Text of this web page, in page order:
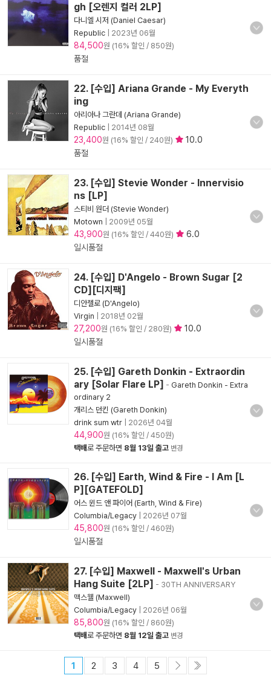
gh [오렌지 컬러 2LP]
다니엘 시저 (Daniel Caesar)
Republic
2023년 06월
84,500원 (16% 할인 / 850원)
품절
22. [수입] Ariana Grande - My Everyth
ing
아리아나 그란데 (Ariana Grande)
Republic
2014년 08월
23,400원 (16% 할인 / 240원)
10.0
품절
23. [수입] Stevie Wonder - Innervisio
ns [LP]
스티비 원더 (Stevie Wonder)
Motown
2009년 05월
43,900원 (16% 할인 / 440원)
6.0
일시품절
24. [수입] D'Angelo - Brown Sugar [2
CD][디지팩]
디안젤로 (D'Angelo)
Virgin
2018년 02월
27,200원 (16% 할인 / 280원)
10.0
일시품절
25. [수입] Gareth Donkin - Extraordin
ary [Solar Flare LP] - Gareth Donkin - Extra
ordinary 2
개리스 던킨 (Gareth Donkin)
drink sum wtr
2026년 04월
44,900원 (16% 할인 / 450원)
택배로 주문하면 8월 13일 출고 변경
26. [수입] Earth, Wind & Fire - I Am [L
P][GATEFOLD]
어스 윈드 앤 파이어 (Earth, Wind & Fire)
Columbia/Legacy
2026년 07월
45,800원 (16% 할인 / 460원)
일시품절
27. [수입] Maxwell - Maxwell's Urban
Hang Suite [2LP] - 30TH ANNIVERSARY
맥스웰 (Maxwell)
Columbia/Legacy
2026년 06월
85,800원 (16% 할인 / 860원)
택배로 주문하면 8월 12일 출고 변경
1 2 3 4 5